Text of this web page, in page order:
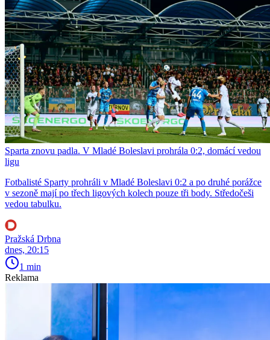
Sparta znovu padla. V Mladé Boleslavi prohrála 0:2, domácí vedou
ligu
Fotbalisté Sparty prohráli v Mladé Boleslavi 0:2 a po druhé porážce
v sezoně mají po třech ligových kolech pouze tři body. Středočeši
vedou tabulku.
Pražská Drbna
dnes, 20:15
1 min
Reklama